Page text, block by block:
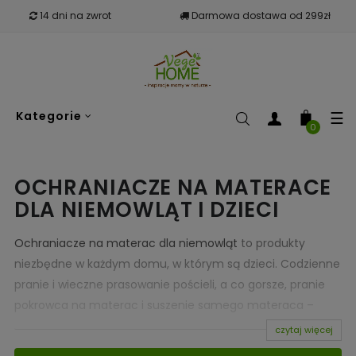
14 dni na zwrot Darmowa dostawa od 299zł
Kategorie ☰
0
OCHRANIACZE NA MATERACE
DLA NIEMOWLĄT I DZIECI
Ochraniacze na materac dla niemowląt to produkty
niezbędne w każdym domu, w którym są dzieci. Codzienne
pranie i wieczne prasowanie pościeli, a co gorsze, pranie
wszystko to niewątpliwie utrudnia życie i tak zmęczonych
już rodziców. O ile prania prześcieradła i pościeli nie da się
czytaj więcej